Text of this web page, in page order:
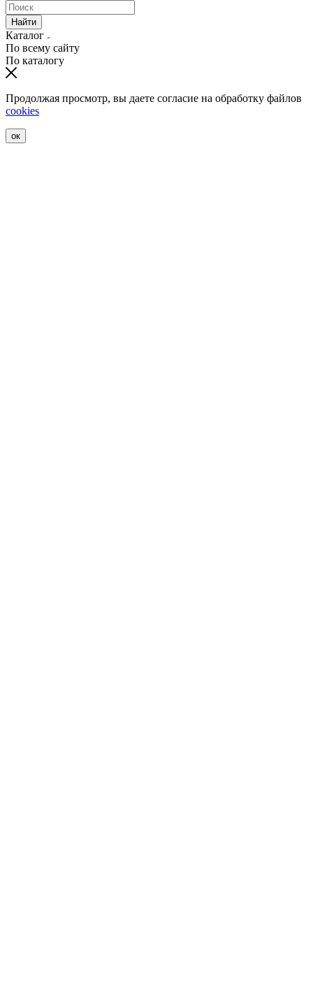
Найти
Каталог
По всему сайту
По каталогу
Продолжая просмотр, вы даете согласие на обработку файлов
cookies
ок